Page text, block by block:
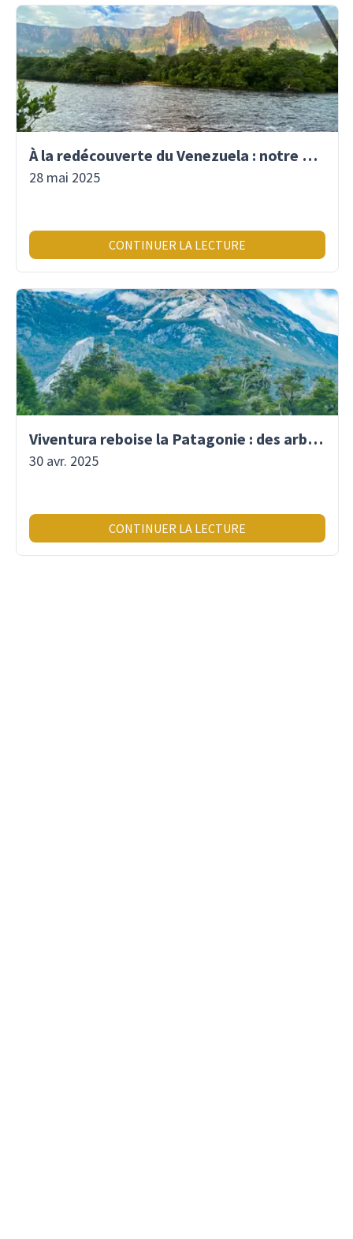
À la redécouverte du Venezuela : notre premier voyage là-bas depuis 2017
28 mai 2025
CONTINUER LA LECTURE
Viventura reboise la Patagonie : des arbres plantés pour demain !
30 avr. 2025
CONTINUER LA LECTURE